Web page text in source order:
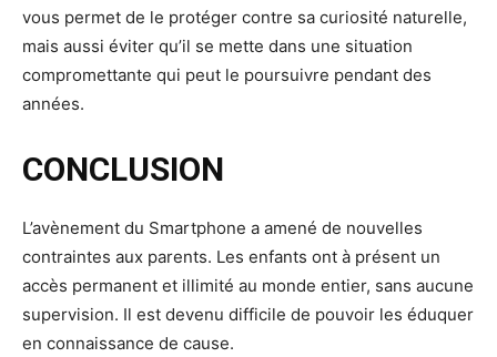
vous permet de le protéger contre sa curiosité naturelle,
mais aussi éviter qu’il se mette dans une situation
compromettante qui peut le poursuivre pendant des
années.
CONCLUSION
L’avènement du Smartphone a amené de nouvelles
contraintes aux parents. Les enfants ont à présent un
accès permanent et illimité au monde entier, sans aucune
supervision. Il est devenu difficile de pouvoir les éduquer
en connaissance de cause.